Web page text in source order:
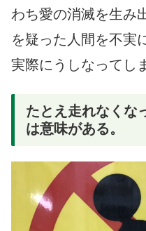
わち愛の消滅を生み
を疑った人間を不実
実際にうしなってし
たとえ走れなくな
は意味がある。